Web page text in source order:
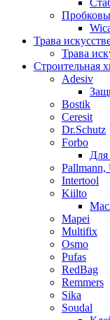
Трава
Трава
Строительная
Adesiv
Bostik
Ceresit
Dr.Schutz
Forbo
Для
Pallmann,
Intertool
Kiilto
Mapei
Multifix
Osmo
Pufas
RedBag
Remmers
Sika
Soudal